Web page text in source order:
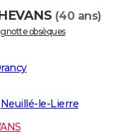
(40 ans)
obsèques
Neuillé-le-Lierre